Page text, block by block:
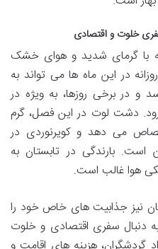
خلوت و اقتصادی
با گرمای شدید و هوای خشک
در این ماه ها می تواند به
برسد و در برخی روزها، به ویژه در
نیز فراتر رود. دشت لوت در این فصل، گرم
می دهد و کویرنوردی در
است. بارندگی در تابستان به
هوا غالب است.
نیز جذابیت های خاص خود را
دنبال سفری اقتصادی و خلوت